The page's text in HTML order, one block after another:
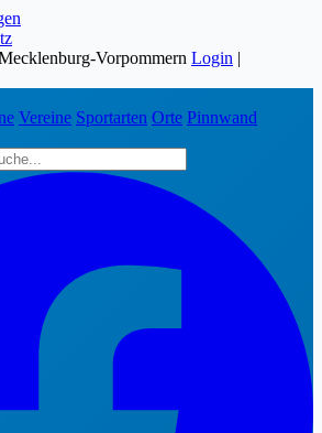
Vorpommern Login |
Vereine Sportarten Orte Pinnwand